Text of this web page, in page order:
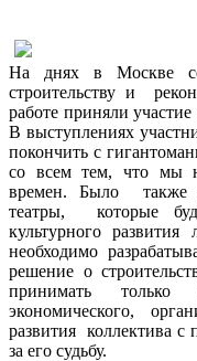
На днях в Москве
строительству и
работе приняли
В выступлениях
покончить с
со всем тем, что мы
времен. Было также
театры, которые
культурного
необходимо
решение о
принимать только
экономического,
развития коллектива с
за его судьбу.